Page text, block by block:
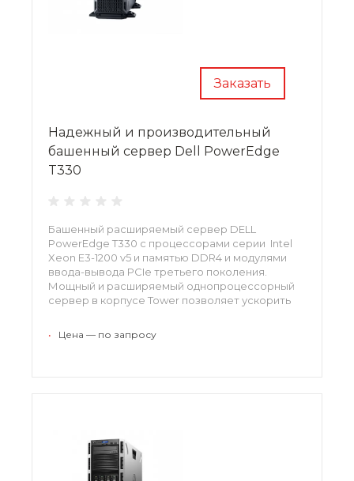
Заказать
Надежный и производительный
башенный сервер Dell PowerEdge
T330
Башенный расширяемый сервер DELL
PowerEdge T330 с процессорами серии Intel
Xeon E3-1200 v5 и памятью DDR4 и модулями
ввода-вывода PCIe третьего поколения.
Мощный и расширяемый однопроцессорный
сервер в корпусе Tower позволяет ускорить
• Цена — по запросу